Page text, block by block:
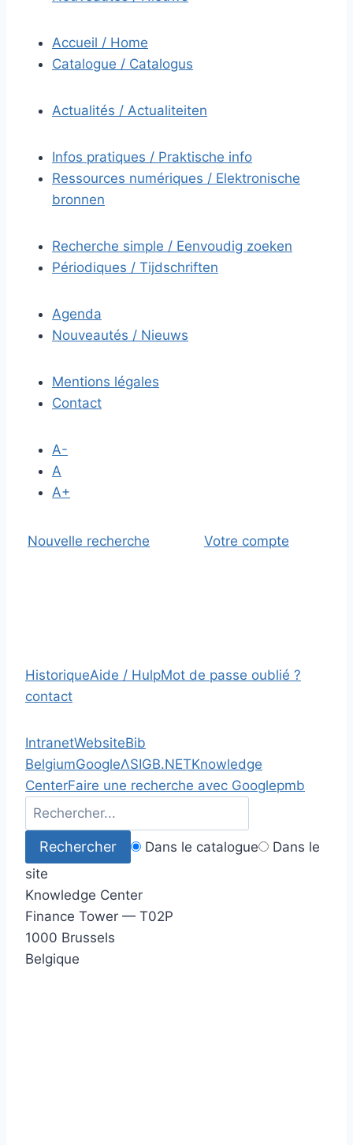
Accueil / Home
Catalogue / Catalogus
Actualités / Actualiteiten
Infos pratiques / Praktische info
Ressources numériques / Elektronische
bronnen
Recherche simple / Eenvoudig zoeken
Périodiques / Tijdschriften
Agenda
Nouveautés / Nieuws
Mentions légales
Contact
A-
A
A+
Nouvelle recherche Votre compte
HistoriqueAide / HulpMot de passe oublié ?
contact
IntranetWebsiteBib
BelgiumGoogleΛSIGB.NETKnowledge
CenterFaire une recherche avec Googlepmb
Dans le catalogue
Dans le
site
Knowledge Center
Finance Tower — T02P
1000 Brussels
Belgique